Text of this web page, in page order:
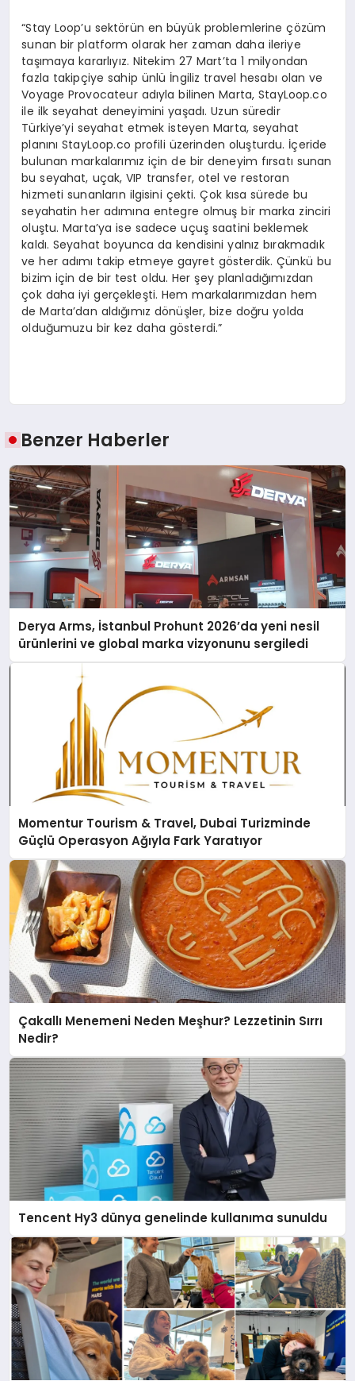
“Stay Loop’u sektörün en büyük problemlerine çözüm
sunan bir platform olarak her zaman daha ileriye
taşımaya kararlıyız. Nitekim 27 Mart’ta 1 milyondan
fazla takipçiye sahip ünlü İngiliz travel hesabı olan ve
Voyage Provocateur adıyla bilinen Marta, StayLoop.co
ile ilk seyahat deneyimini yaşadı. Uzun süredir
Türkiye’yi seyahat etmek isteyen Marta, seyahat
planını StayLoop.co profili üzerinden oluşturdu. İçeride
bulunan markalarımız için de bir deneyim fırsatı sunan
bu seyahat, uçak, VIP transfer, otel ve restoran
hizmeti sunanların ilgisini çekti. Çok kısa sürede bu
seyahatin her adımına entegre olmuş bir marka zinciri
oluştu. Marta’ya ise sadece uçuş saatini beklemek
kaldı. Seyahat boyunca da kendisini yalnız bırakmadık
ve her adımı takip etmeye gayret gösterdik. Çünkü bu
bizim için de bir test oldu. Her şey planladığımızdan
çok daha iyi gerçekleşti. Hem markalarımızdan hem
de Marta’dan aldığımız dönüşler, bize doğru yolda
olduğumuzu bir kez daha gösterdi.”
Benzer Haberler
Derya Arms, İstanbul Prohunt 2026’da yeni nesil
ürünlerini ve global marka vizyonunu sergiledi
Momentur Tourism & Travel, Dubai Turizminde
Güçlü Operasyon Ağıyla Fark Yaratıyor
Çakallı Menemeni Neden Meşhur? Lezzetinin Sırrı
Nedir?
Tencent Hy3 dünya genelinde kullanıma sunuldu